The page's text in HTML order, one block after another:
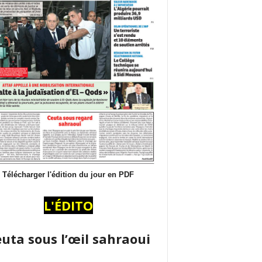
Télécharger l'édition du jour en PDF
L'ÉDITO
sous l’œil sahraoui